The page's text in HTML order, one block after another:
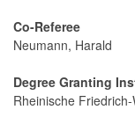
Co-Referee
Neumann, Harald
Degree Granting
Rheinische